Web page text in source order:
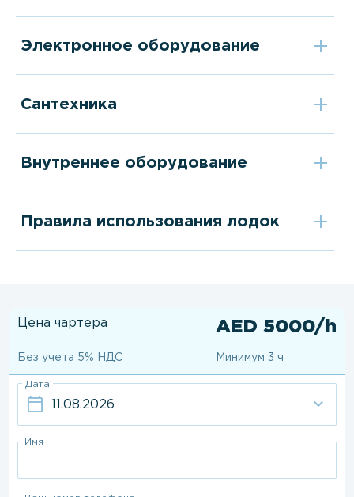
Электронное оборудование
Сантехника
Внутреннее оборудование
Правила использования лодок
Цена чартера
Без учета 5% НДС
AED 5000/h
Минимум 3 ч
Дата
Имя